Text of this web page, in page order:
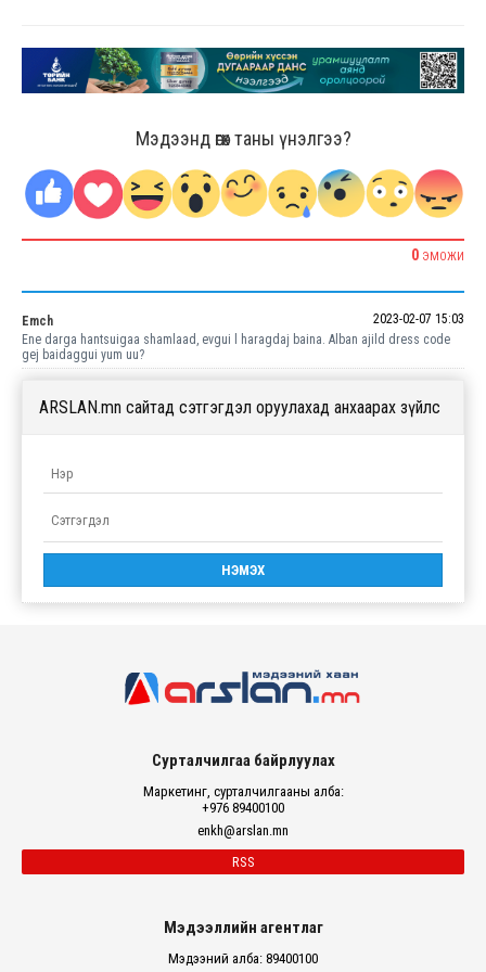
Мэдээнд өгөх таны үнэлгээ?
0 ЭМОЖИ
Emch
2023-02-07 15:03
Ene darga hantsuigaa shamlaad, evgui l haragdaj baina. Alban ajild dress code
gej baidaggui yum uu?
ARSLAN.mn сайтад сэтгэгдэл оруулахад анхаарах зүйлс
Сурталчилгаа байрлуулах
Маркетинг, сурталчилгааны алба:
+976 89400100
enkh@arslan.mn
RSS
Мэдээллийн агентлаг
Мэдээний алба: 89400100